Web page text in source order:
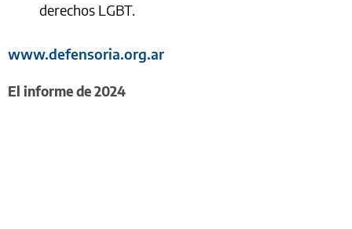
derechos LGBT.
www.defensoria.org.ar
El informe de 2024